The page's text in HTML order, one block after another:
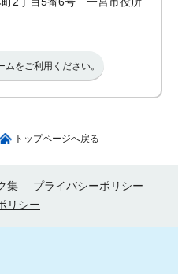
ムをご利用ください。
トップページへ戻る
集
プライバシーポリシー
リシー